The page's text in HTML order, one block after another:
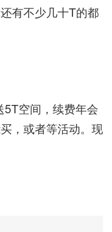
有不少几十T的都
空间，续费年会
，或者等活动。现